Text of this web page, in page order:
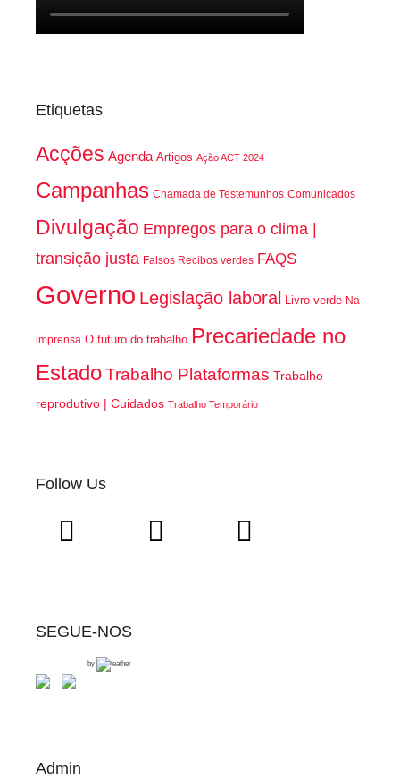
Etiquetas
Acções Agenda Artigos Ação ACT 2024
Campanhas Chamada de Testemunhos Comunicados
Divulgação Empregos para o clima |
transição justa Falsos Recibos verdes FAQS
Governo Legislação laboral Livro verde Na
imprensa O futuro do trabalho Precariedade no
EstadoTrabalho Plataformas Trabalho
reprodutivo | Cuidados Trabalho Temporário
Follow Us
SEGUE-NOS
by
Admin